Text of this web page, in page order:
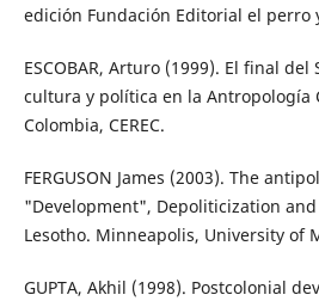
edición Fundación Editorial el perro
ESCOBAR, Arturo (1999). El final
cultura y política en la Antropología
Colombia, CEREC.
FERGUSON James (2003). The
"Development", Depoliticization
Lesotho. Minneapolis, University of
GUPTA, Akhil (1998). Postcolonial